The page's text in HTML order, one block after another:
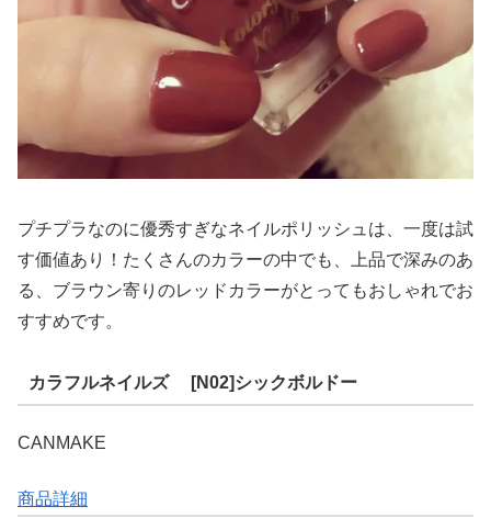
プチプラなのに優秀すぎなネイルポリッシュは、一度は試
す価値あり！たくさんのカラーの中でも、上品で深みのあ
る、ブラウン寄りのレッドカラーがとってもおしゃれでお
すすめです。
カラフルネイルズ [N02]シックボルドー
CANMAKE
商品詳細